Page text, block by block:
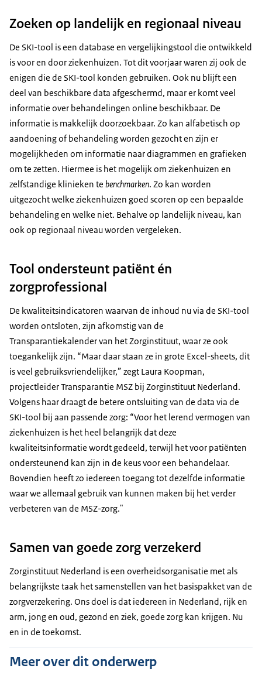
Zoeken op landelijk en regionaal niveau
De SKI-tool is een database en vergelijkingstool die ontwikkeld
is voor en door ziekenhuizen. Tot dit voorjaar waren zij ook de
enigen die de SKI-tool konden gebruiken. Ook nu blijft een
deel van beschikbare data afgeschermd, maar er komt veel
informatie over behandelingen online beschikbaar. De
informatie is makkelijk doorzoekbaar. Zo kan alfabetisch op
aandoening of behandeling worden gezocht en zijn er
mogelijkheden om informatie naar diagrammen en grafieken
om te zetten. Hiermee is het mogelijk om ziekenhuizen en
zelfstandige klinieken te benchmarken. Zo kan worden
uitgezocht welke ziekenhuizen goed scoren op een bepaalde
behandeling en welke niet. Behalve op landelijk niveau, kan
ook op regionaal niveau worden vergeleken.
Tool ondersteunt patiënt én
zorgprofessional
De kwaliteitsindicatoren waarvan de inhoud nu via de SKI-tool
worden ontsloten, zijn afkomstig van de
Transparantiekalender van het Zorginstituut, waar ze ook
toegankelijk zijn. “Maar daar staan ze in grote Excel-sheets, dit
is veel gebruiksvriendelijker,” zegt Laura Koopman,
projectleider Transparantie MSZ bij Zorginstituut Nederland.
Volgens haar draagt de betere ontsluiting van de data via de
SKI-tool bij aan passende zorg: “Voor het lerend vermogen van
ziekenhuizen is het heel belangrijk dat deze
kwaliteitsinformatie wordt gedeeld, terwijl het voor patiënten
ondersteunend kan zijn in de keus voor een behandelaar.
Bovendien heeft zo iedereen toegang tot dezelfde informatie
waar we allemaal gebruik van kunnen maken bij het verder
verbeteren van de MSZ-zorg."
Samen van goede zorg verzekerd
Zorginstituut Nederland is een overheidsorganisatie met als
belangrijkste taak het samenstellen van het basispakket van de
zorgverzekering. Ons doel is dat iedereen in Nederland, rijk en
arm, jong en oud, gezond en ziek, goede zorg kan krijgen. Nu
en in de toekomst.
Meer over dit onderwerp